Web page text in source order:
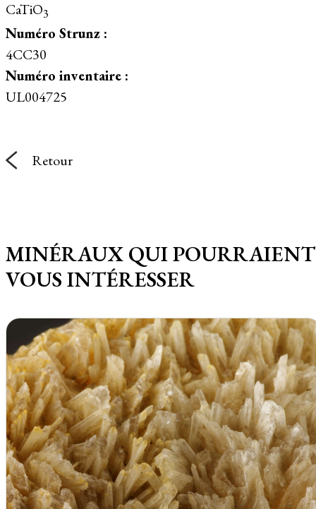
CaTiO3
Numéro Strunz :
4CC30
Numéro inventaire :
UL004725
Retour
MINÉRAUX QUI POURRAIENT
VOUS INTÉRESSER